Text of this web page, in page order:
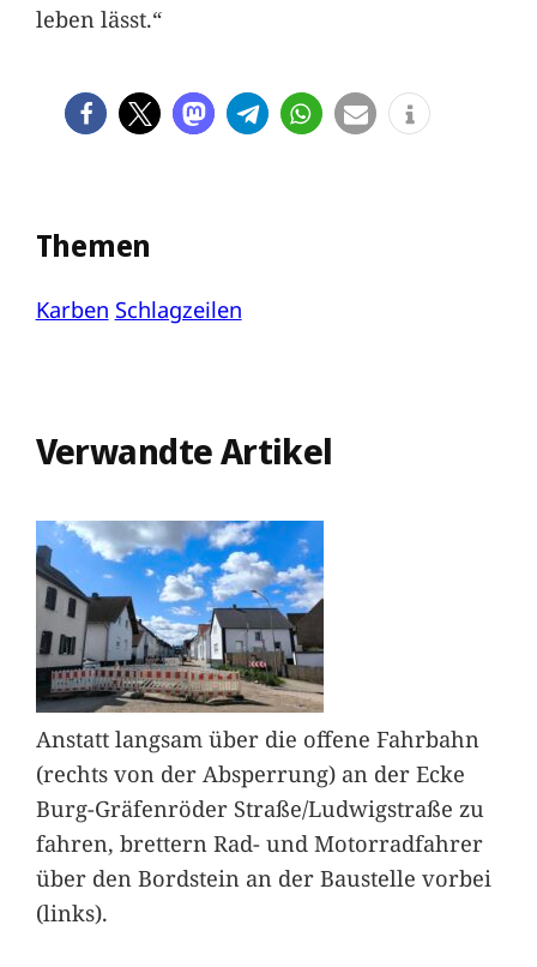
leben lässt.“
Themen
Karben Schlagzeilen
Verwandte Artikel
Anstatt langsam über die offene Fahrbahn
(rechts von der Absperrung) an der Ecke
Burg-Gräfenröder Straße/Ludwigstraße zu
fahren, brettern Rad- und Motorradfahrer
über den Bordstein an der Baustelle vorbei
(links).